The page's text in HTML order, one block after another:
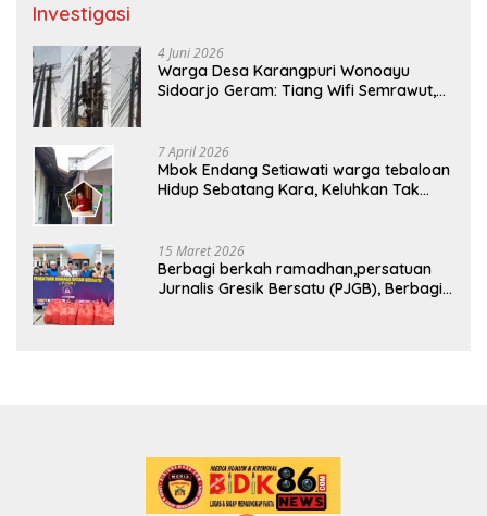
Investigasi
4 Juni 2026
Warga Desa Karangpuri Wonoayu
Sidoarjo Geram: Tiang Wifi Semrawut,
7 April 2026
Mbok Endang Setiawati warga tebaloan
Hidup Sebatang Kara, Keluhkan Tak
15 Maret 2026
Berbagi berkah ramadhan,persatuan
Jurnalis Gresik Bersatu (PJGB), Berbagi